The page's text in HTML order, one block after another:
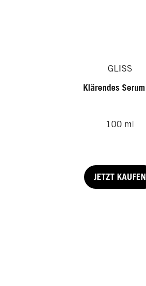
GLISS
Klärendes Serum
100 ml
JETZT KAUFEN